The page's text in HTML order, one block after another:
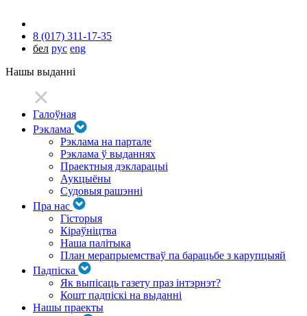
8 (017) 311-17-35
бел рус eng
Нашы выданні
Галоўная
Рэклама
Рэклама на партале
Рэклама ў выданнях
Праектныя дэкларацыі
Аукцыёны
Судовыя рашэнні
Пра нас
Гісторыя
Кіраўніцтва
Наша палітыка
План мерапрыемстваў па барацьбе з карупцыяй
Падпіска
Як выпісаць газету праз інтэрнэт?
Кошт падпіскі на выданні
Нашы праекты